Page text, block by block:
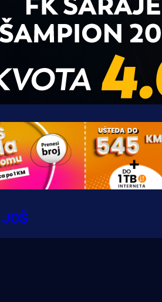
liga BiH: Pronađi
iskoristi jedinstvenu